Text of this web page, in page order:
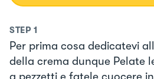
STEP 1
Per prima cosa dedicatevi
della crema dunque Pelate